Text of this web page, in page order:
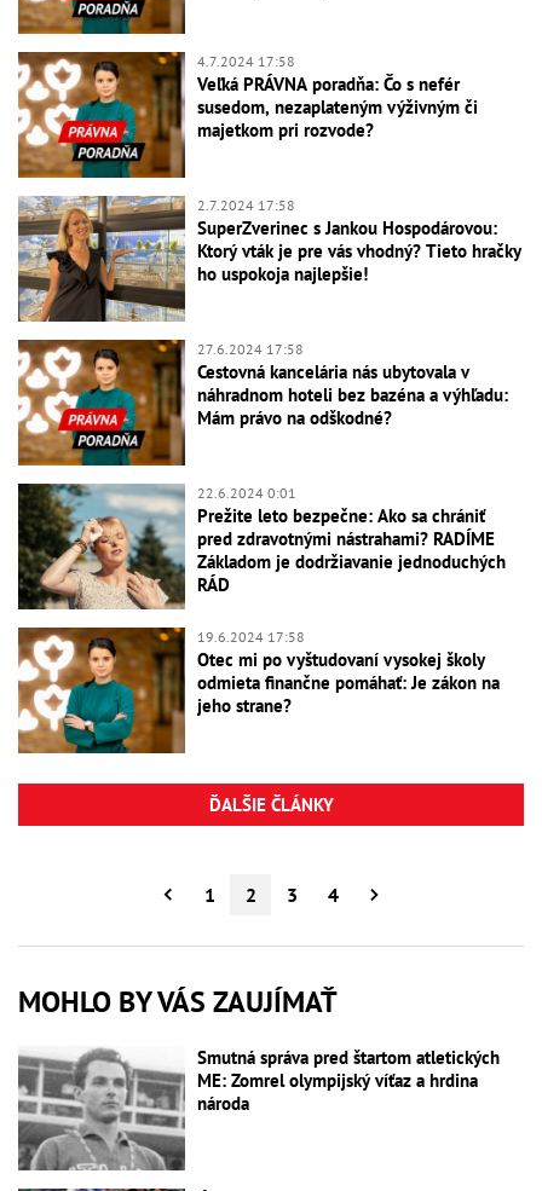
4.7.2024 17:58
Veľká PRÁVNA poradňa: Čo s nefér
susedom, nezaplateným výživným či
majetkom pri rozvode?
2.7.2024 17:58
SuperZverinec s Jankou Hospodárovou:
Ktorý vták je pre vás vhodný? Tieto hračky
ho uspokoja najlepšie!
27.6.2024 17:58
Cestovná kancelária nás ubytovala v
náhradnom hoteli bez bazéna a výhľadu:
Mám právo na odškodné?
22.6.2024 0:01
Prežite leto bezpečne: Ako sa chrániť
pred zdravotnými nástrahami? RADÍME
Základom je dodržiavanie jednoduchých
RÁD
19.6.2024 17:58
Otec mi po vyštudovaní vysokej školy
odmieta finančne pomáhať: Je zákon na
jeho strane?
ĎALŠIE ČLÁNKY
1 2 3 4
MOHLO BY VÁS ZAUJÍMAŤ
Smutná správa pred štartom atletických
ME: Zomrel olympijský víťaz a hrdina
národa